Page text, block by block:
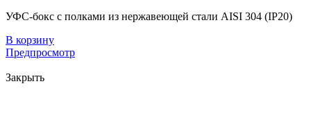
УФС-бокс с полками из нержавеющей стали AISI 304 (IP20)
В корзину
Предпросмотр
Закрыть